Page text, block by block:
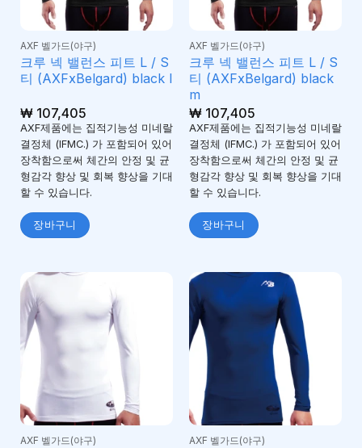
AXF 벨가드(야구)
크루 넥 밸런스 피트 L / S
티 (AXFxBelgard) black l
₩107,405
AXF제품에는 집적기능성 미네랄
결정체 (IFMC.) 가 포함되어 있어
장착함으로써 체간의 안정 및 균
형감각 향상 및 회복 향상을 기대
할 수 있습니다.
장바구니
AXF 벨가드(야구)
크루 넥 밸런스 피트 L / S
티 (AXFxBelgard) black
m
₩107,405
AXF제품에는 집적기능성 미네랄
결정체 (IFMC.) 가 포함되어 있어
장착함으로써 체간의 안정 및 균
형감각 향상 및 회복 향상을 기대
할 수 있습니다.
장바구니
AXF 벨가드(야구) AXF 벨가드(야구)